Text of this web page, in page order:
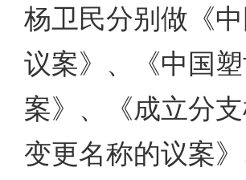
杨卫民分别做《
议案》、《中国
案》、《成立分
变更名称的议案